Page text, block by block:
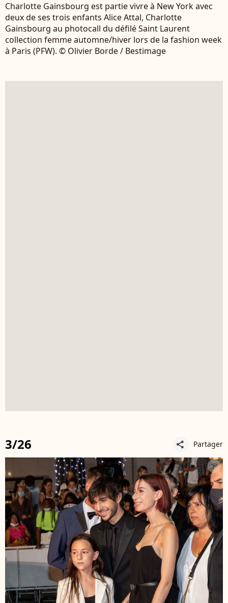
Charlotte Gainsbourg est partie vivre à New York avec
deux de ses trois enfants Alice Attal, Charlotte
Gainsbourg au photocall du défilé Saint Laurent
collection femme automne/hiver lors de la fashion week
à Paris (PFW). © Olivier Borde / Bestimage
3/26 share Partager